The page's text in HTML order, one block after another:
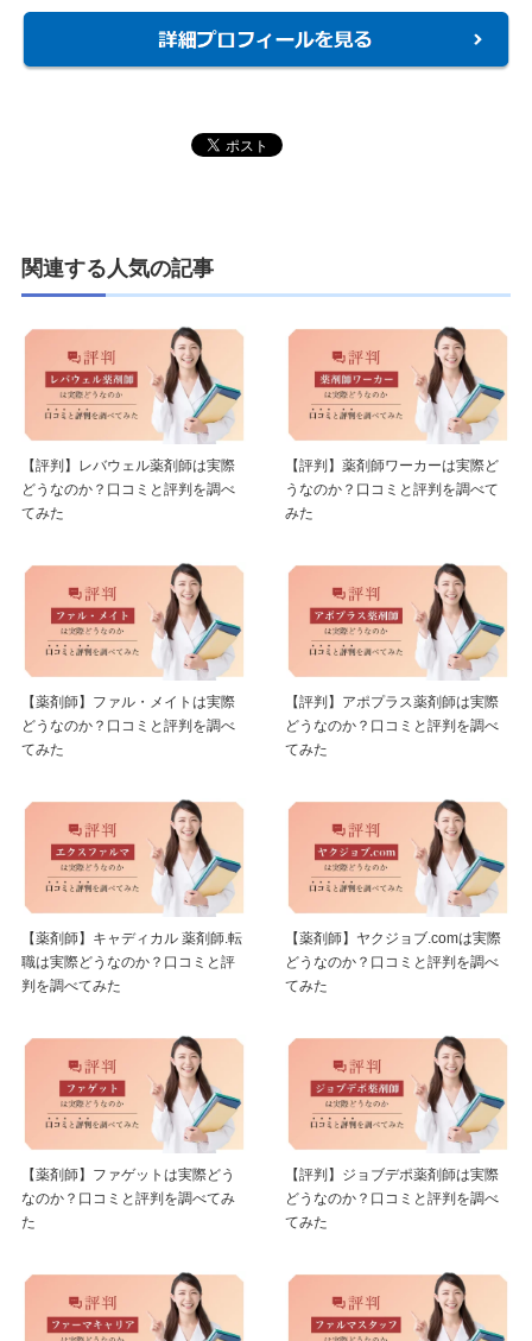
関連する人気の記事
【評判】レバウェル薬剤師は実際
どうなのか？口コミと評判を調べ
てみた
【評判】薬剤師ワーカーは実際ど
うなのか？口コミと評判を調べて
みた
【薬剤師】ファル・メイトは実際
どうなのか？口コミと評判を調べ
てみた
【評判】アポプラス薬剤師は実際
どうなのか？口コミと評判を調べ
てみた
【薬剤師】キャディカル 薬剤師.転
職は実際どうなのか？口コミと評
判を調べてみた
【薬剤師】ヤクジョブ.comは実際
どうなのか？口コミと評判を調べ
てみた
【薬剤師】ファゲットは実際どう
なのか？口コミと評判を調べてみ
た
【評判】ジョブデポ薬剤師は実際
どうなのか？口コミと評判を調べ
てみた